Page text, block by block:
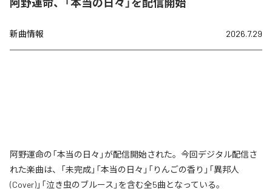
新曲情報 2026.7.29
阿野運命の「本当の日々」が配信開始された。今回デジタル配信さ
れた楽曲は、「未完成」「本当の日々」「りんごの香り」「異邦人
(Cover)」「泣き虫のブルース」を含む全5曲となっている。